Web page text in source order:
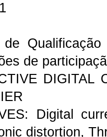
de
de
DIGITAL
Digital
distortion,